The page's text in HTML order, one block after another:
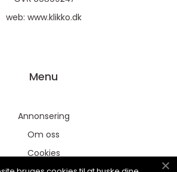
web: www.klikko.dk
Menu
Annonsering
Om oss
Cookies